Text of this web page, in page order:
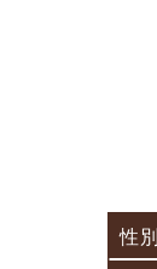
性別